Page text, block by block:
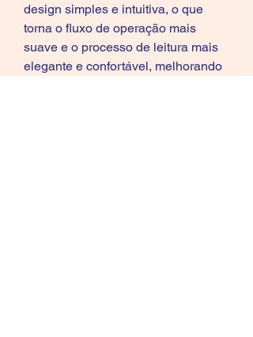
design simples e intuitiva, o que
torna o fluxo de operação mais
suave e o processo de leitura mais
elegante e confortável, melhorando